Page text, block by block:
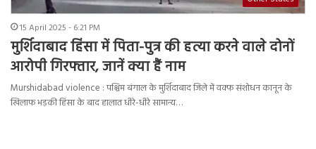
15 April 2025 - 6:21 PM
मुर्शिदाबाद हिंसा में पिता-पुत्र की हत्या करने वाले दोनों
आरोपी गिरफ्तार, जानें क्या हैं नाम
Murshidabad violence : पश्चिम बंगाल के मुर्शिदाबाद जिले में वक्फ संशोधन कानून के
खिलाफ भड़की हिंसा के बाद हालात धीरे-धीरे सामान्य…